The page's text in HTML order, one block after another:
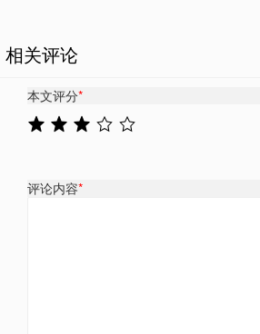
相关评论
本文评分*
评论内容*